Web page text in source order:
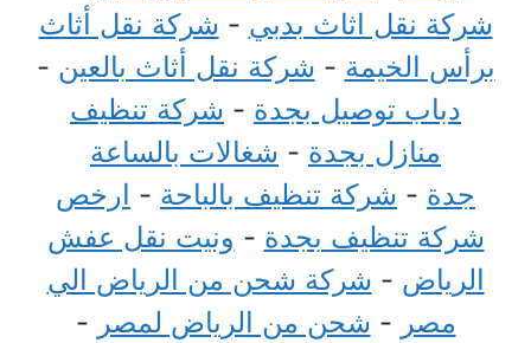
شركة نقل اثاث بدبي - شركة نقل أثاث
برأس الخيمة - شركة نقل أثاث بالعين -
دباب توصيل بجدة - شركة تنظيف
منازل بجدة - شغالات بالساعة
جدة - شركة تنظيف بالباحة - ارخص
شركة تنظيف بجدة - ونيت نقل عفش
الرياض - شركة شحن من الرياض الي
مصر - شحن من الرياض لمصر -